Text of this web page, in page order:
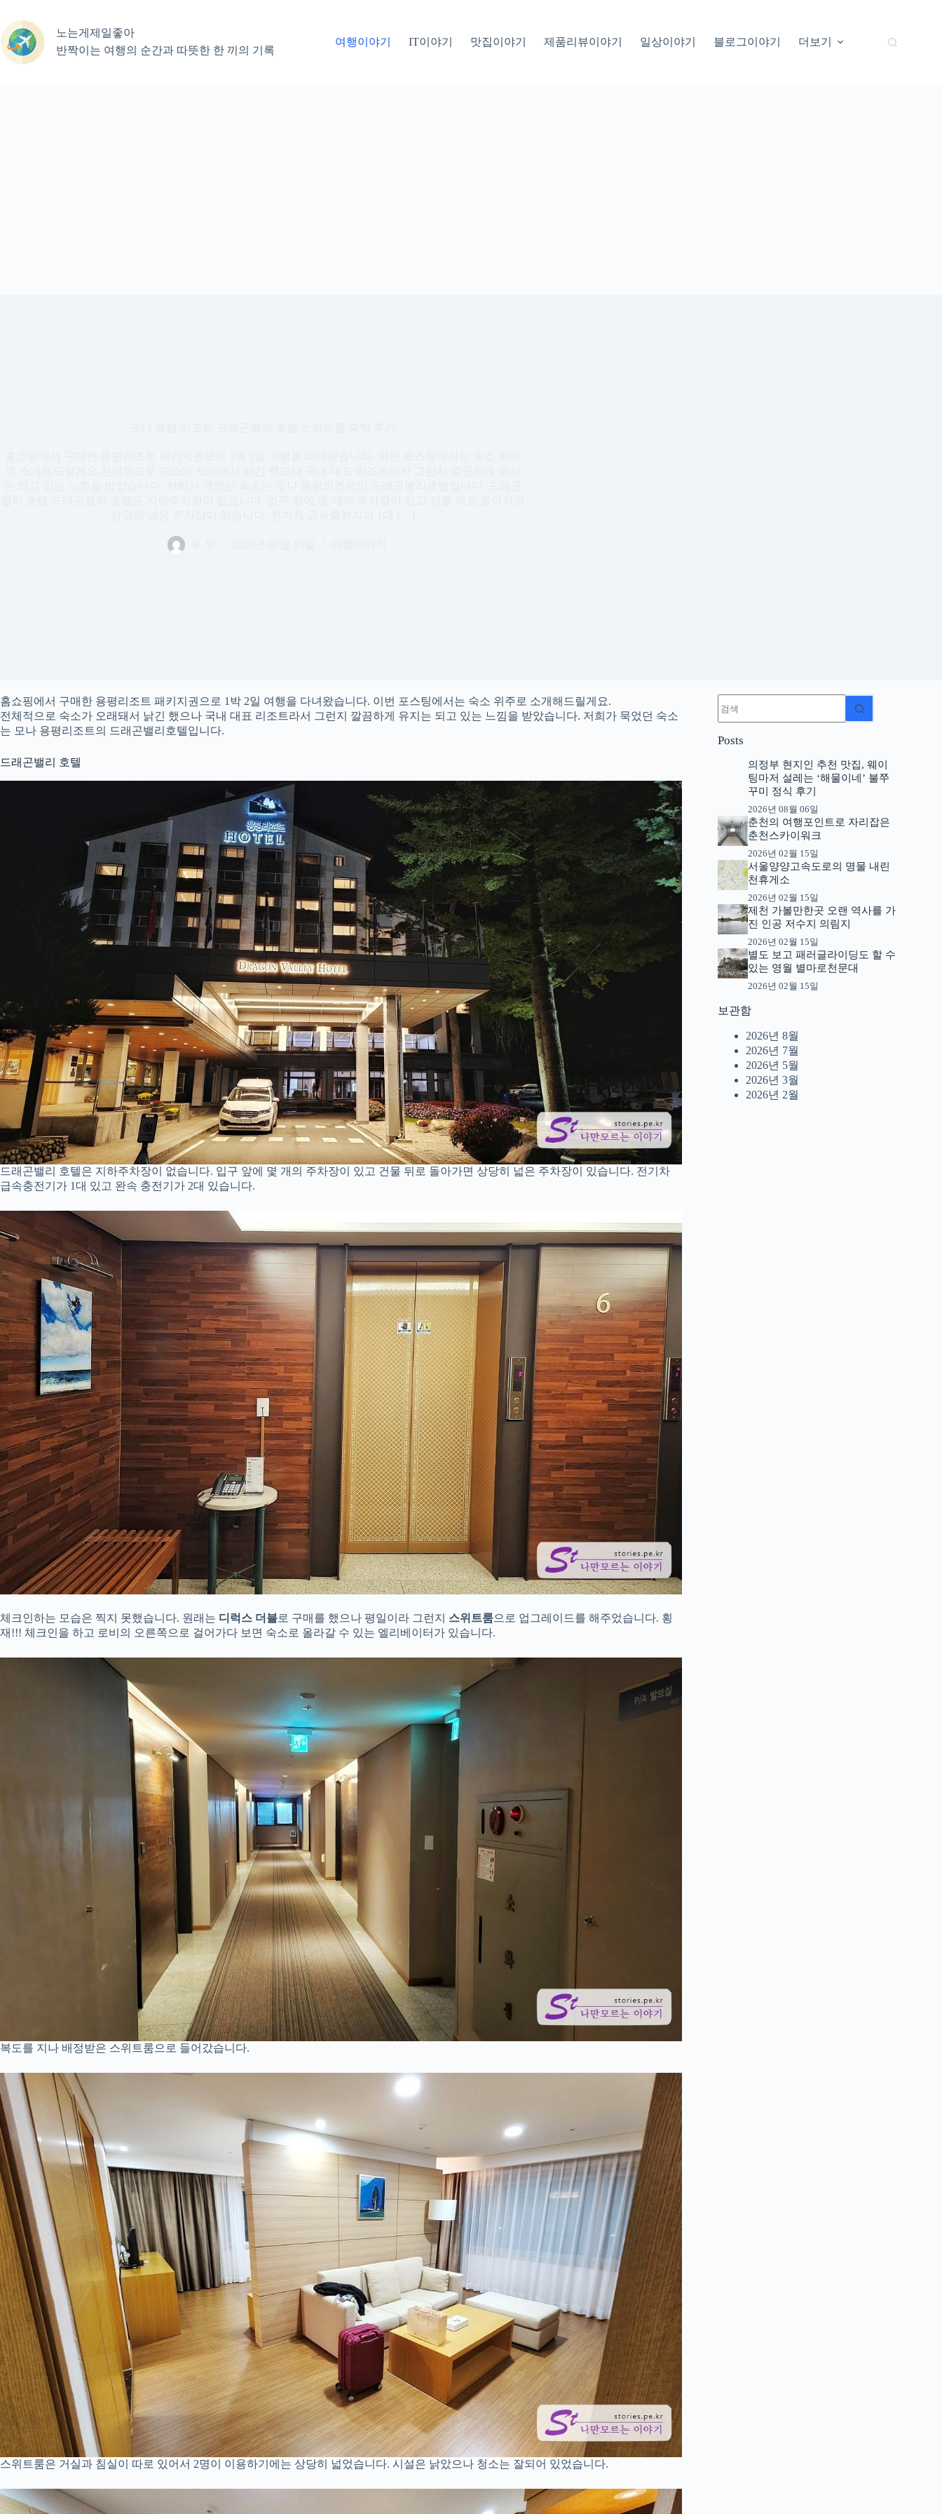
으
로
노는게제일좋아
반짝이는 여행의 순간과 따뜻한 한 끼의 기록
여행이야기 IT이야기 맛집이야기 제품리뷰이야기 일상이야기 블로그이야기 더보기
홈쇼핑에서 구매한 용평리조트 패키지권으로 1박 2일 여행을 다녀왔습니다. 이번 포스팅에서는 숙소 위주로 소개해드릴게요.
전체적으로 숙소가 오래돼서 낡긴 했으나 국내 대표 리조트라서 그런지 깔끔하게 유지는 되고 있는 느낌을 받았습니다. 저희가 묵었던 숙소
는 모나 용평리조트의 드래곤밸리호텔입니다.
드래곤밸리 호텔
드래곤밸리 호텔은 지하주차장이 없습니다. 입구 앞에 몇 개의 주차장이 있고 건물 뒤로 돌아가면 상당히 넓은 주차장이 있습니다. 전기차
급속충전기가 1대 있고 완속 충전기가 2대 있습니다.
체크인하는 모습은 찍지 못했습니다. 원래는 디럭스 더블로 구매를 했으나 평일이라 그런지 스위트룸으로 업그레이드를 해주었습니다. 횡
재!!! 체크인을 하고 로비의 오른쪽으로 걸어가다 보면 숙소로 올라갈 수 있는 엘리베이터가 있습니다.
복도를 지나 배정받은 스위트룸으로 들어갔습니다.
스위트룸은 거실과 침실이 따로 있어서 2명이 이용하기에는 상당히 넓었습니다. 시설은 낡았으나 청소는 잘되어 있었습니다.
과
음
Posts
의정부 현지인 추천 맛집, 웨이
팅마저 설레는 ‘해물이네’ 불쭈
꾸미 정식 후기
2026년 08월 06일
춘천의 여행포인트로 자리잡은
춘천스카이워크
2026년 02월 15일
서울양양고속도로의 명물 내린
천휴게소
2026년 02월 15일
제천 가볼만한곳 오랜 역사를 가
진 인공 저수지 의림지
2026년 02월 15일
별도 보고 패러글라이딩도 할 수
있는 영월 별마로천문대
2026년 02월 15일
보관함
2026년 8월
2026년 7월
2026년 5월
2026년 3월
2026년 2월